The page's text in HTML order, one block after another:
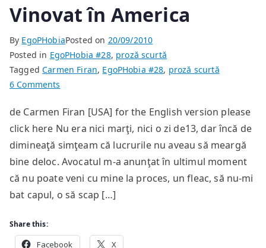
Vinovat în America
By EgoPHobiaPosted on 20/09/2010
Posted in EgoPHobia #28, proză scurtă
TaggedCarmen Firan, EgoPHobia #28, proză scurtă
6 Comments
în
America
de Carmen Firan [USA] for the English version please
click here Nu era nici marţi, nici o zi de13, dar încă de
dimineaţă simţeam că lucrurile nu aveau să meargă
bine deloc. Avocatul m-a anunţat în ultimul moment
că nu poate veni cu mine la proces, un fleac, să nu-mi
bat capul, o să scap […]
Share this:
Facebook X